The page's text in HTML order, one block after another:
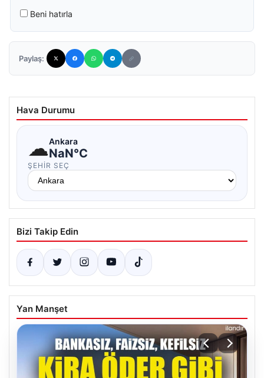
Beni hatırla
Paylaş:
Hava Durumu
☁Ankara
NaN°C
ŞEHIR SEÇ
Bizi Takip Edin
Yan Manşet